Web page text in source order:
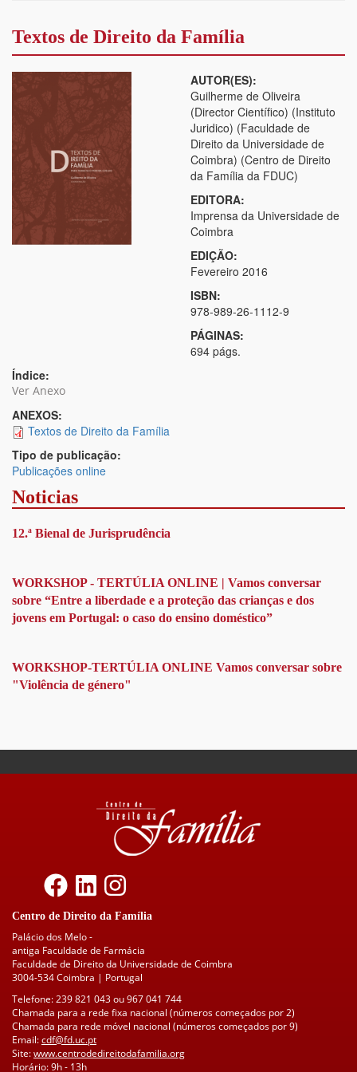
Textos de Direito da Família
AUTOR(ES):
Guilherme de Oliveira
(Director Científico) (Instituto
Juridico) (Faculdade de
Direito da Universidade de
Coimbra) (Centro de Direito
da Família da FDUC)
EDITORA:
Imprensa da Universidade de
Coimbra
EDIÇÃO:
Fevereiro 2016
ISBN:
978-989-26-1112-9
PÁGINAS:
694 págs.
Índice:
Ver Anexo
ANEXOS:
Textos de Direito da Família
Tipo de publicação:
Publicações online
Noticias
12.ª Bienal de Jurisprudência
WORKSHOP - TERTÚLIA ONLINE | Vamos conversar
sobre “Entre a liberdade e a proteção das crianças e dos
jovens em Portugal: o caso do ensino doméstico”
WORKSHOP-TERTÚLIA ONLINE Vamos conversar sobre
"Violência de género"
Centro de Direito da Família
Palácio dos Melo -
antiga Faculdade de Farmácia
Faculdade de Direito da Universidade de Coimbra
3004-534 Coimbra | Portugal
Telefone: 239 821 043 ou 967 041 744
Chamada para a rede fixa nacional (números começados por 2)
Chamada para rede móvel nacional (números começados por 9)
Email:cdf@fd.uc.pt
Site:www.centrodedireitodafamilia.org
Horário: 9h - 13h